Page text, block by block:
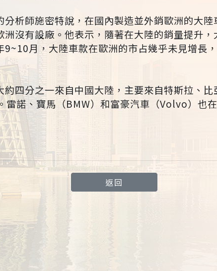
分析師施密特說，在國內製造並外銷歐洲的大
洲沒有設廠。他表示，隨著在大陸的銷量提升
9~10月，大陸車款在歐洲的市占幾乎未見增長
四分之一來自中國大陸，主要來自特斯拉、比
雷諾、寶馬（BMW）和富豪汽車（Volvo）也
返回